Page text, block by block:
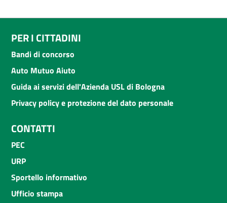
PER I CITTADINI
Bandi di concorso
Auto Mutuo Aiuto
Guida ai servizi dell'Azienda USL di Bologna
Privacy policy e protezione del dato personale
CONTATTI
PEC
URP
Sportello informativo
Ufficio stampa